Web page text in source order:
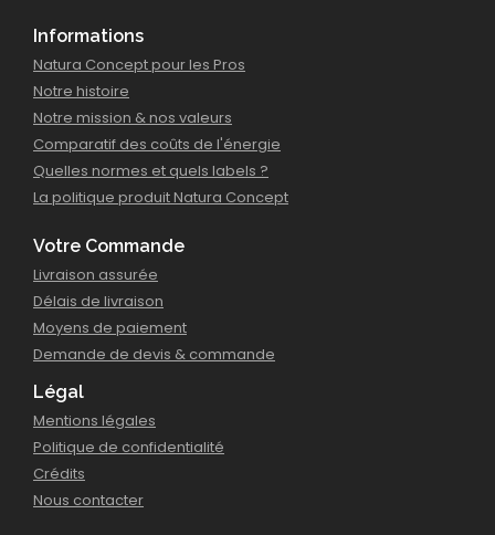
Informations
Natura Concept pour les Pros
Notre histoire
Notre mission & nos valeurs
Comparatif des coûts de l'énergie
Quelles normes et quels labels ?
La politique produit Natura Concept
Votre Commande
Livraison assurée
Délais de livraison
Moyens de paiement
Demande de devis & commande
Légal
Mentions légales
Politique de confidentialité
Crédits
Nous contacter